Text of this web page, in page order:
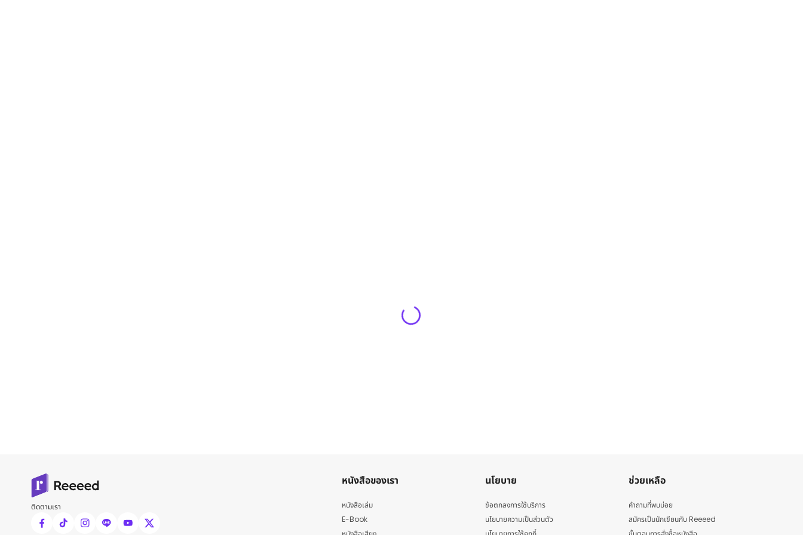
ติดตามเรา
หนังสือของเรา
หนังสือเล่ม
E-Book
นโยบาย
ข้อตกลงการใช้บริการ
นโยบายความเป็นส่วนตัว
ช่วยเหลือ
คำถามที่พบบ่อย
สมัครเป็นนักเขียนกับ Reeeed